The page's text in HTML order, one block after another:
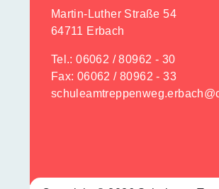
Martin-Luther Straße 54
64711 Erbach
Tel.:06062 / 80962 - 30
Fax: 06062 / 80962 - 33